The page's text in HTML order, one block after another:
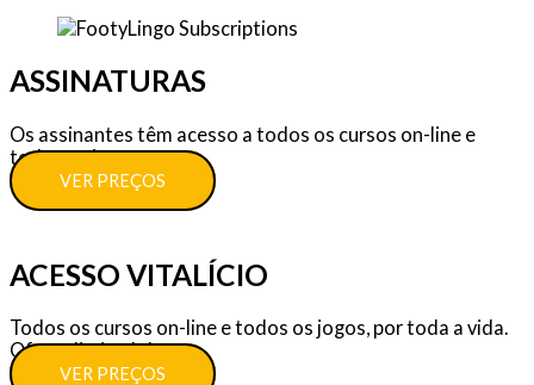
ASSINATURAS
Os assinantes têm acesso a todos os cursos on-line e
todos os jogos.
VER PREÇOS
ACESSO VITALÍCIO
Todos os cursos on-line e todos os jogos, por toda a vida.
Oferta limitada!
VER PREÇOS